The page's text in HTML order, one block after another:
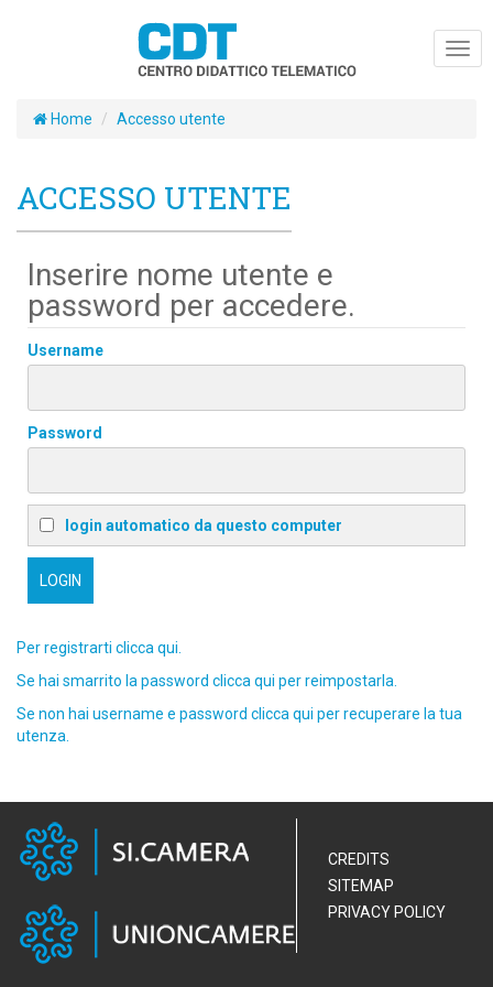
Home Accesso utente
ACCESSO UTENTE
Inserire nome utente e
password per accedere.
Username
Password
login automatico da questo computer
Per registrarti clicca qui.
Se hai smarrito la password clicca qui per reimpostarla.
Se non hai username e password clicca qui per recuperare la tua
utenza.
CREDITS
SITEMAP
PRIVACY POLICY